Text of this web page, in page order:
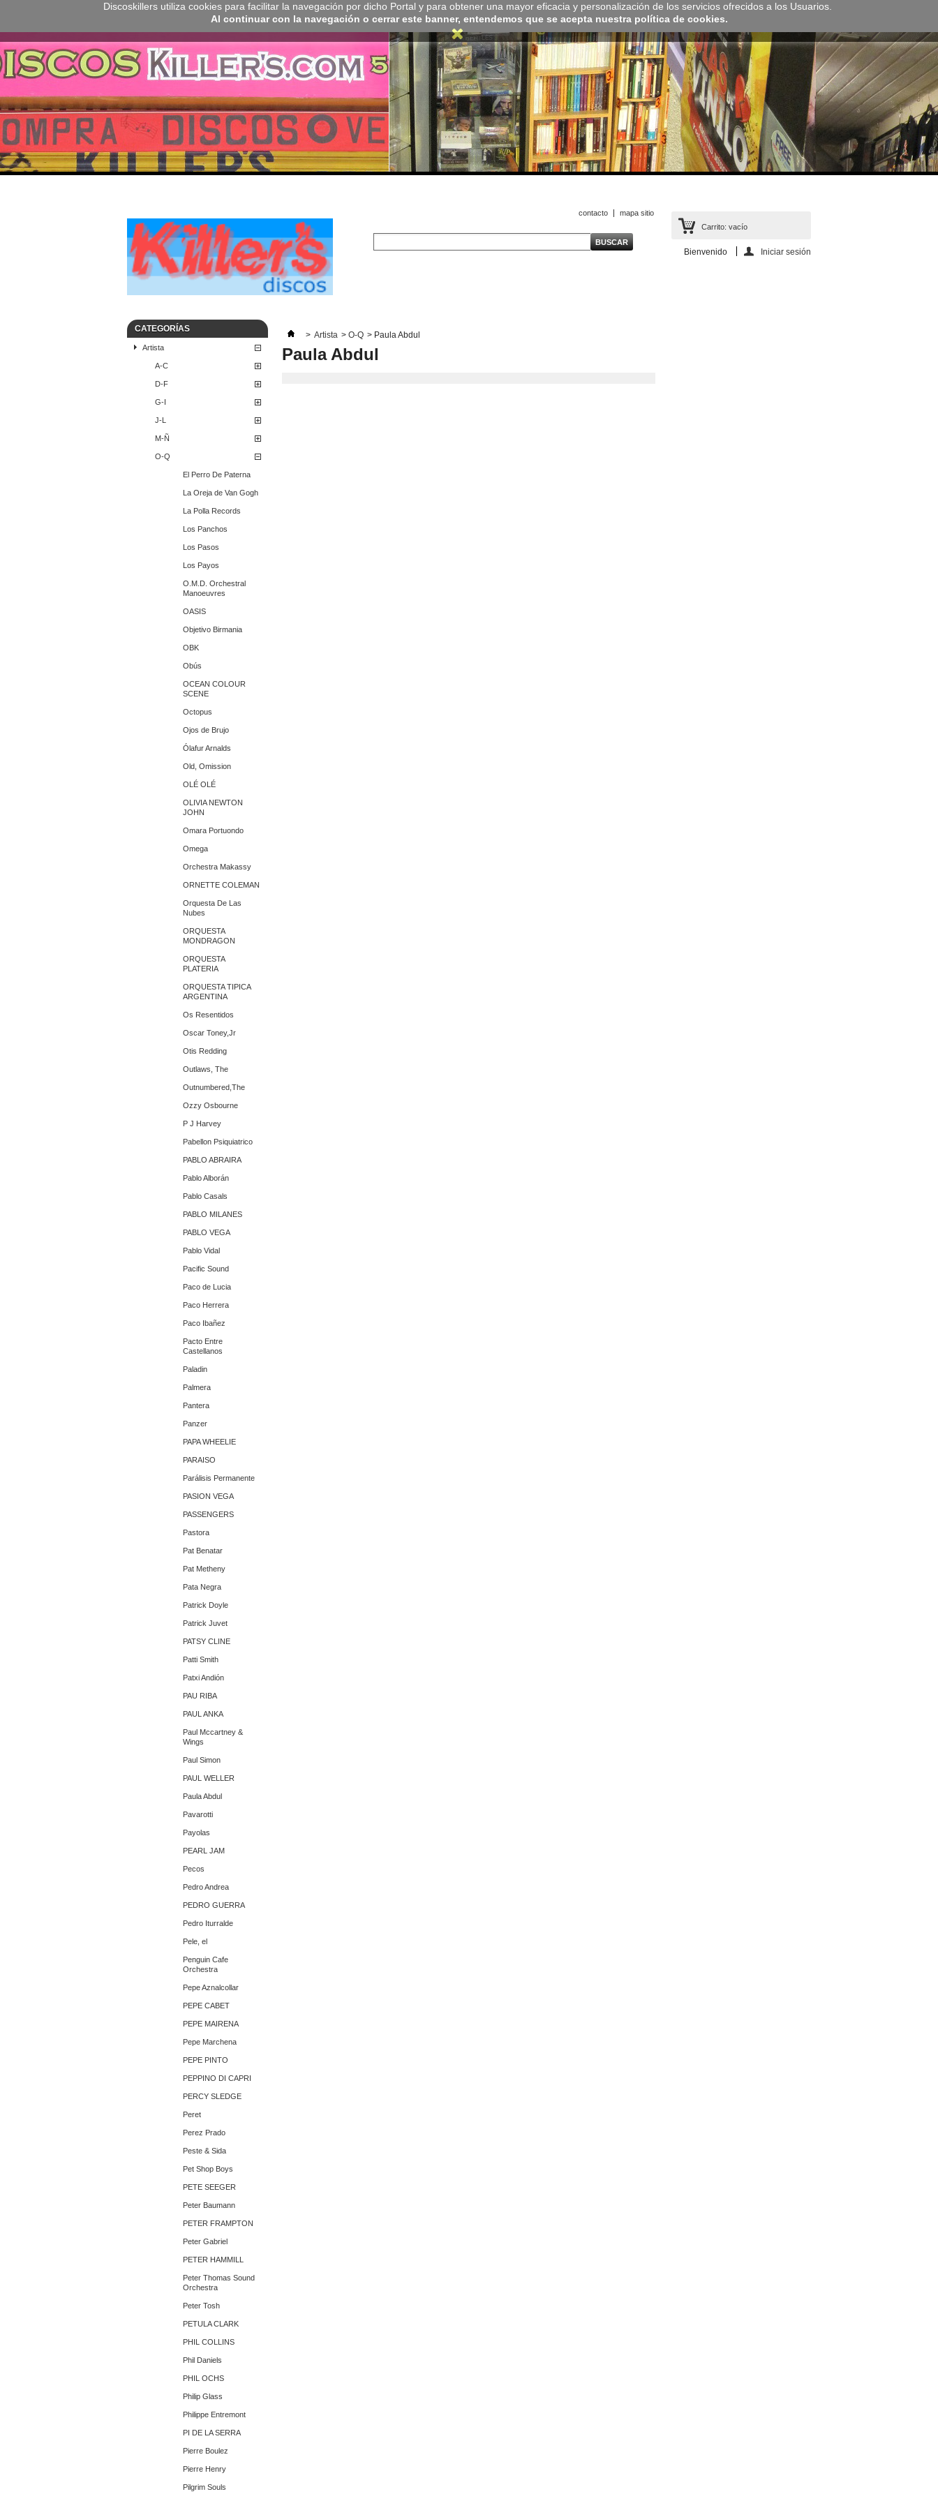
Discoskillers utiliza cookies para facilitar la navegación por dicho Portal y para obtener una mayor eficacia y personalización de los servicios ofrecidos a los Usuarios.
Al continuar con la navegación o cerrar este banner, entendemos que se acepta nuestra política de cookies.
Carrito: vacío
Bienvenido Iniciar sesión
contacto mapa sitio
CATEGORÍAS
Artista
A-C
D-F
G-I
J-L
M-Ñ
O-Q
El Perro De Paterna
La Oreja de Van Gogh
La Polla Records
Los Panchos
Los Pasos
Los Payos
O.M.D. Orchestral
Manoeuvres
OASIS
Objetivo Birmania
OBK
Obús
OCEAN COLOUR
SCENE
Octopus
Ojos de Brujo
Ólafur Arnalds
Old, Omission
OLÉ OLÉ
OLIVIA NEWTON
JOHN
Omara Portuondo
Omega
Orchestra Makassy
ORNETTE COLEMAN
Orquesta De Las
Nubes
ORQUESTA
MONDRAGON
ORQUESTA
PLATERIA
ORQUESTA TIPICA
ARGENTINA
Os Resentidos
Oscar Toney,Jr
Otis Redding
Outlaws, The
Outnumbered,The
Ozzy Osbourne
P J Harvey
Pabellon Psiquiatrico
PABLO ABRAIRA
Pablo Alborán
Pablo Casals
PABLO MILANES
PABLO VEGA
Pablo Vidal
Pacific Sound
Paco de Lucia
Paco Herrera
Paco Ibañez
Pacto Entre
Castellanos
Paladin
Palmera
Pantera
Panzer
PAPA WHEELIE
PARAISO
Parálisis Permanente
PASION VEGA
PASSENGERS
Pastora
Pat Benatar
Pat Metheny
Pata Negra
Patrick Doyle
Patrick Juvet
PATSY CLINE
Patti Smith
Patxi Andión
PAU RIBA
PAUL ANKA
Paul Mccartney &
Wings
Paul Simon
PAUL WELLER
Paula Abdul
Pavarotti
Payolas
PEARL JAM
Pecos
Pedro Andrea
PEDRO GUERRA
Pedro Iturralde
Pele, el
Penguin Cafe
Orchestra
Pepe Aznalcollar
PEPE CABET
PEPE MAIRENA
Pepe Marchena
PEPE PINTO
PEPPINO DI CAPRI
PERCY SLEDGE
Peret
Perez Prado
Peste & Sida
Pet Shop Boys
PETE SEEGER
Peter Baumann
PETER FRAMPTON
Peter Gabriel
PETER HAMMILL
Peter Thomas Sound
Orchestra
Peter Tosh
PETULA CLARK
PHIL COLLINS
Phil Daniels
PHIL OCHS
Philip Glass
Philippe Entremont
PI DE LA SERRA
Pierre Boulez
Pierre Henry
Pilgrim Souls
> Artista > O-Q > Paula Abdul
Paula Abdul